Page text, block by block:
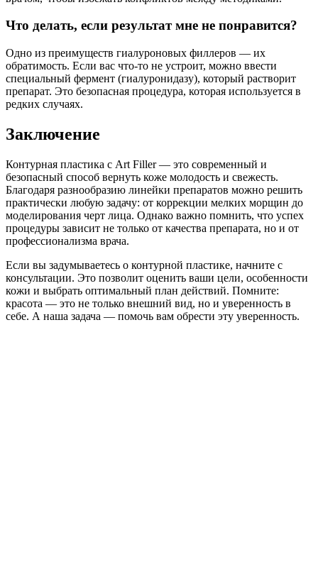
Что делать, если результат мне не понравится?
Одно из преимуществ гиалуроновых филлеров — их
обратимость. Если вас что-то не устроит, можно ввести
специальный фермент (гиалуронидазу), который растворит
препарат. Это безопасная процедура, которая используется в
редких случаях.
Заключение
Контурная пластика с Art Filler — это современный и
безопасный способ вернуть коже молодость и свежесть.
Благодаря разнообразию линейки препаратов можно решить
практически любую задачу: от коррекции мелких морщин до
моделирования черт лица. Однако важно помнить, что успех
процедуры зависит не только от качества препарата, но и от
профессионализма врача.
Если вы задумываетесь о контурной пластике, начните с
консультации. Это позволит оценить ваши цели, особенности
кожи и выбрать оптимальный план действий. Помните:
красота — это не только внешний вид, но и уверенность в
себе. А наша задача — помочь вам обрести эту уверенность.